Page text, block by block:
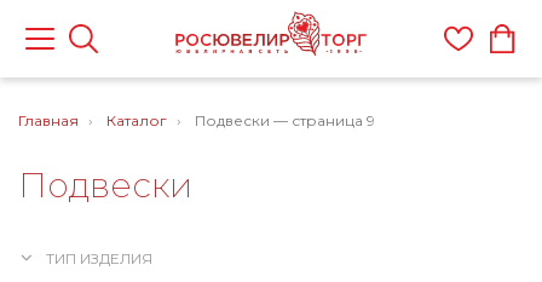
Главная Каталог Подвески — страница 9
Подвески
ТИП ИЗДЕЛИЯ